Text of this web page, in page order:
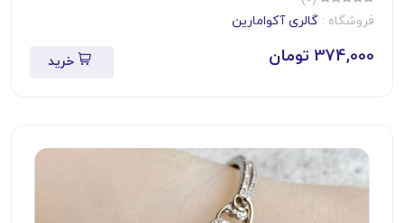
فروشگاه : گالری آکوامارین
374,000 تومان خرید